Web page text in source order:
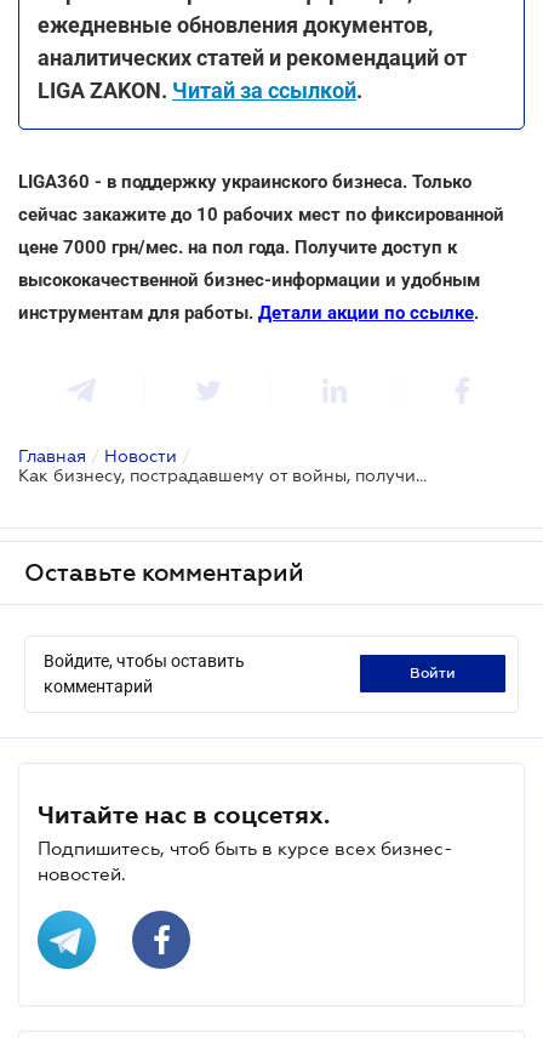
ежедневные обновления документов,
аналитических статей и рекомендаций от
LIGA ZAKON. Читай за ссылкой.
LIGA360 - в поддержку украинского бизнеса. Только
сейчас закажите до 10 рабочих мест по фиксированной
цене 7000 грн/мес. на пол года. Получите доступ к
высококачественной бизнес-информации и удобным
инструментам для работы. Детали акции по ссылке.
Главная / Новости /
Как бизнесу, пострадавшему от войны, получить помощь - разъяснение омбудсмена
Оставьте комментарий
Войдите, чтобы оставить
комментарий
войти
Читайте нас в соцсетях.
Подпишитесь, чтоб быть в курсе всех бизнес-
новостей.